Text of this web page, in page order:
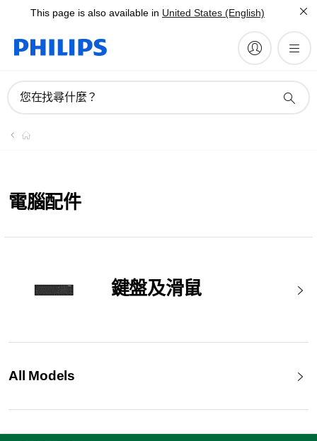
This page is also available in United States (English)
您在找尋什麼？
電腦配件
鍵盤及滑鼠
All Models